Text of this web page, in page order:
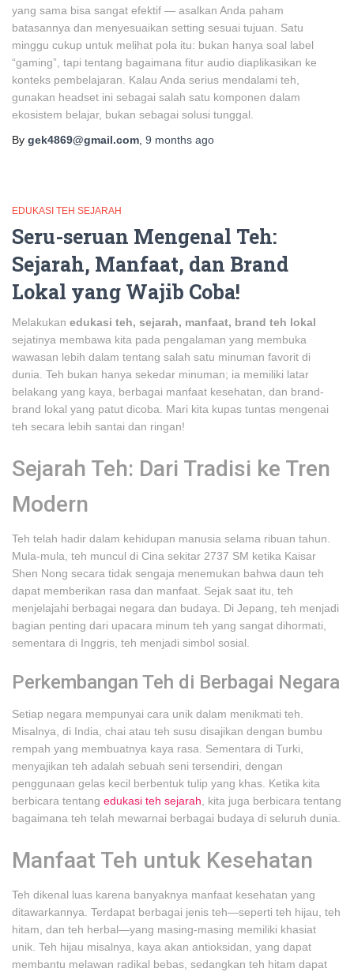
yang sama bisa sangat efektif — asalkan Anda paham
batasannya dan menyesuaikan setting sesuai tujuan. Satu
minggu cukup untuk melihat pola itu: bukan hanya soal label
“gaming”, tapi tentang bagaimana fitur audio diaplikasikan ke
konteks pembelajaran. Kalau Anda serius mendalami teh,
gunakan headset ini sebagai salah satu komponen dalam
ekosistem belajar, bukan sebagai solusi tunggal.
By gek4869@gmail.com 9 months ago
EDUKASI TEH SEJARAH
Seru-seruan Mengenal Teh:
Sejarah, Manfaat, dan Brand
Lokal yang Wajib Coba!
Melakukan edukasi teh, sejarah, manfaat, brand teh lokal
sejatinya membawa kita pada pengalaman yang membuka
wawasan lebih dalam tentang salah satu minuman favorit di
dunia. Teh bukan hanya sekedar minuman; ia memiliki latar
belakang yang kaya, berbagai manfaat kesehatan, dan brand-
brand lokal yang patut dicoba. Mari kita kupas tuntas mengenai
teh secara lebih santai dan ringan!
Sejarah Teh: Dari Tradisi ke Tren
Modern
Teh telah hadir dalam kehidupan manusia selama ribuan tahun.
Mula-mula, teh muncul di Cina sekitar 2737 SM ketika Kaisar
Shen Nong secara tidak sengaja menemukan bahwa daun teh
dapat memberikan rasa dan manfaat. Sejak saat itu, teh
menjelajahi berbagai negara dan budaya. Di Jepang, teh menjadi
bagian penting dari upacara minum teh yang sangat dihormati,
sementara di Inggris, teh menjadi simbol sosial.
Perkembangan Teh di Berbagai Negara
Setiap negara mempunyai cara unik dalam menikmati teh.
Misalnya, di India, chai atau teh susu disajikan dengan bumbu
rempah yang membuatnya kaya rasa. Sementara di Turki,
menyajikan teh adalah sebuah seni tersendiri, dengan
penggunaan gelas kecil berbentuk tulip yang khas. Ketika kita
berbicara tentang edukasi teh sejarah , kita juga berbicara tentang
bagaimana teh telah mewarnai berbagai budaya di seluruh dunia.
Manfaat Teh untuk Kesehatan
Teh dikenal luas karena banyaknya manfaat kesehatan yang
ditawarkannya. Terdapat berbagai jenis teh—seperti teh hijau, teh
hitam, dan teh herbal—yang masing-masing memiliki khasiat
unik. Teh hijau misalnya, kaya akan antioksidan, yang dapat
membantu melawan radikal bebas, sedangkan teh hitam dapat